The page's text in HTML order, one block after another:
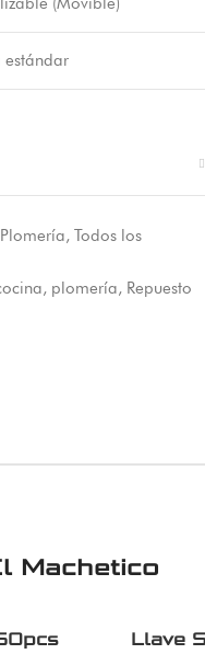
estándar
Plomería, Todos los
, plomería, Repuesto
Machetico
Llave